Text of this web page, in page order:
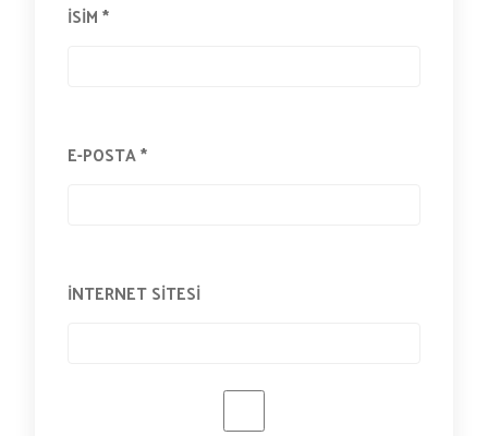
İSIM*
E-POSTA*
İNTERNET SITESI